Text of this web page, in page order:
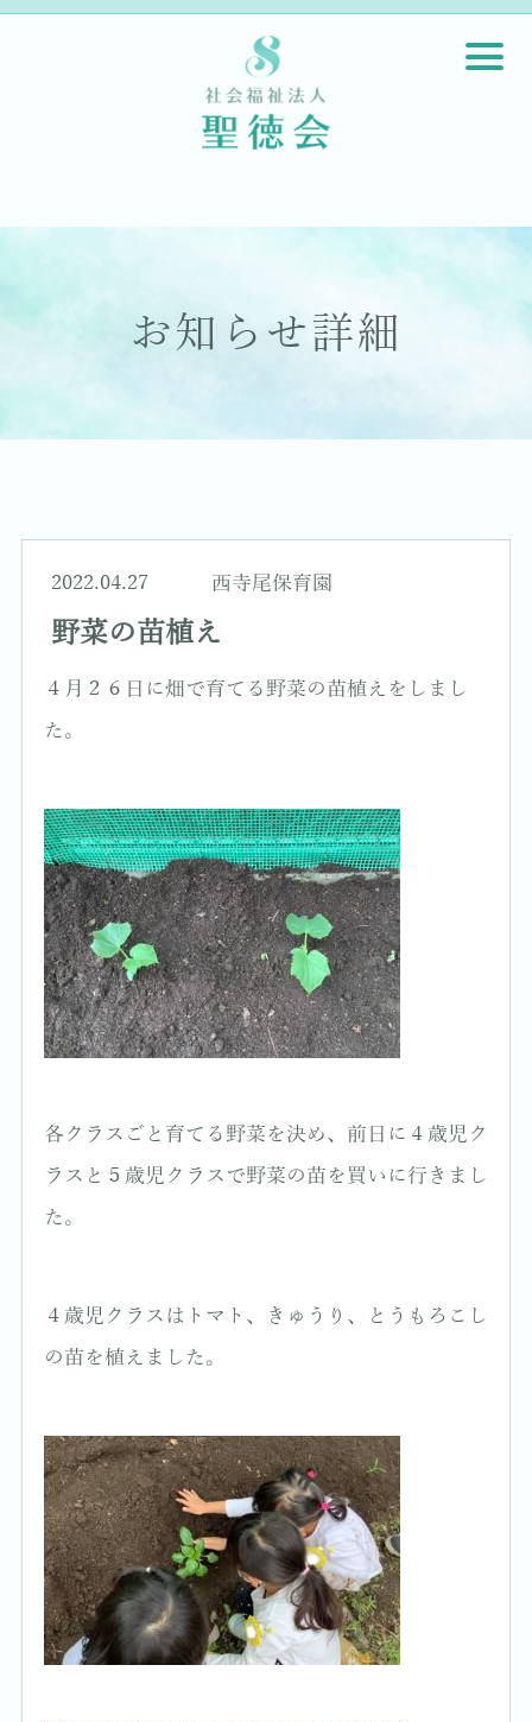
お知らせ詳細
2022.04.27 西寺尾保育園
野菜の苗植え
４月２６日に畑で育てる野菜の苗植えをしまし
た。
各クラスごと育てる野菜を決め、前日に４歳児ク
ラスと５歳児クラスで野菜の苗を買いに行きまし
た。
４歳児クラスはトマト、きゅうり、とうもろこし
の苗を植えました。